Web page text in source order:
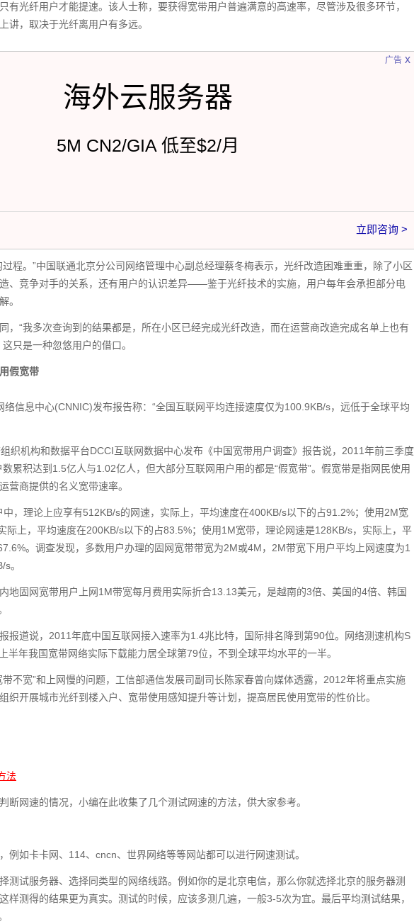
有光纤用户才能提速。该人士称，要获得宽带用户普遍满意的高速率，尽管涉及很多环节，
讲，取决于光纤离用户有多远。
广告
海外云服务器
5M CN2/GIA 低至$2/月
立即咨询 >
x
程。”中国联通北京分公司网络管理中心副总经理蔡冬梅表示，光纤改造困难重重，除了小区
、竞争对手的关系，还有用户的认识差异——鉴于光纤技术的实施，用户每年会承担部分电
。
，“我多次查询到的结果都是，所在小区已经完成光纤改造，而在运营商改造完成名单上也有
只是一种忽悠用户的借口。
假宽带
信息中心(CNNIC)发布报告称：“全国互联网平均连接速度仅为100.9KB/s，远低于全球平均
织机构和数据平台DCCI互联网数据中心发布《中国宽带用户调查》报告说，2011年前三季度
累积达到1.5亿人与1.02亿人，但大部分互联网用户用的都是“假宽带”。假宽带是指网民使用
营商提供的名义宽带速率。
，理论上应享有512KB/s的网速，实际上，平均速度在400KB/s以下的占91.2%；使用2M宽
际上，平均速度在200KB/s以下的占83.5%；使用1M宽带，理论网速是128KB/s，实际上，平
。调查发现，多数用户办理的固网宽带带宽为2M或4M，2M带宽下用户平均上网速度为1
。
地固网宽带用户上网1M带宽每月费用实际折合13.13美元，是越南的3倍、美国的4倍、韩国
报道说，2011年底中国互联网接入速率为1.4兆比特，国际排名降到第90位。网络测速机构S
半年我国宽带网络实际下载能力居全球第79位，不到全球平均水平的一半。
不宽”和上网慢的问题，工信部通信发展司副司长陈家春曾向媒体透露，2012年将重点实施
织开展城市光纤到楼入户、宽带使用感知提升等计划，提高居民使用宽带的性价比。
法
断网速的情况，小编在此收集了几个测试网速的方法，供大家参考。
例如卡卡网、114、cncn、世界网络等等网站都可以进行网速测试。
测试服务器、选择同类型的网络线路。例如你的是北京电信，那么你就选择北京的服务器测
样测得的结果更为真实。测试的时候，应该多测几遍，一般3-5次为宜。最后平均测试结果，